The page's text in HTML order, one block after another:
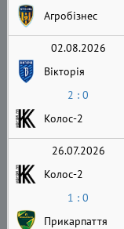
Агробізнес
02.08.2026
Вікторія
2 : 0
Колос-2
26.07.2026
Колос-2
1 : 0
Прикарпаття